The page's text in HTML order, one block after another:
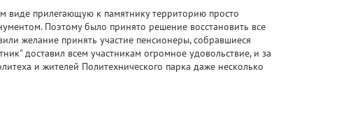
виде прилегающую к памятнику территорию просто
Поэтому было принято решение восстановить все
желание принять участие пенсионеры, собравшиеся
доставил всем участникам огромное удовольствие, и за
и жителей Политехнического парка даже несколько